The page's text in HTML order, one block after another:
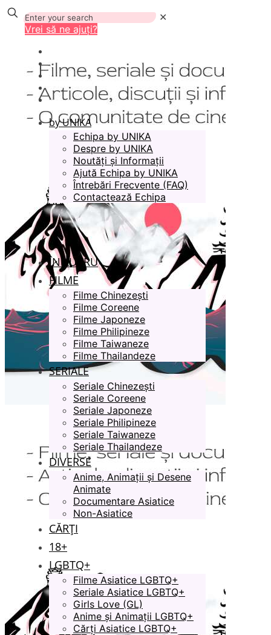
✕
Vrei să ne ajuți?
by UNIKA
Echipa by UNIKA
Despre by UNIKA
Noutăți și Informații
Ajută Echipa by UNIKA
Întrebări Frecvente (FAQ)
Contactează Echipa
ÎN LUCRU
FILME
Filme Chinezești
Filme Coreene
Filme Japoneze
Filme Philipineze
Filme Taiwaneze
Filme Thailandeze
SERIALE
Seriale Chinezești
Seriale Coreene
Seriale Japoneze
Seriale Philipineze
Seriale Taiwaneze
Seriale Thailandeze
DIVERSE
Anime, Animații și Desene
Animate
Documentare Asiatice
Non-Asiatice
CĂRȚI
18+
LGBTQ+
Filme Asiatice LGBTQ+
Seriale Asiatice LGBTQ+
Girls Love (GL)
Anime și Animații LGBTQ+
Cărți Asiatice LGBTQ+